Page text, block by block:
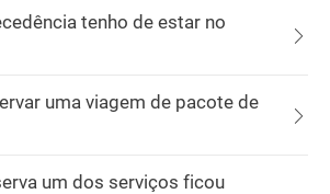
tenho de estar no
uma viagem de pacote de
um dos serviços ficou